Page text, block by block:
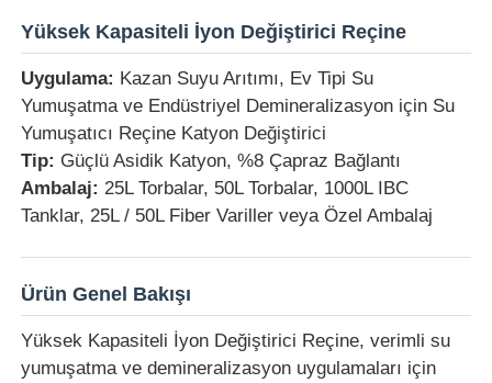
Yüksek Kapasiteli İyon Değiştirici Reçine
Uygulama: Kazan Suyu Arıtımı, Ev Tipi Su
Yumuşatma ve Endüstriyel Demineralizasyon için Su
Yumuşatıcı Reçine Katyon Değiştirici
Tip: Güçlü Asidik Katyon, %8 Çapraz Bağlantı
Ambalaj: 25L Torbalar, 50L Torbalar, 1000L IBC
Tanklar, 25L / 50L Fiber Variller veya Özel Ambalaj
Ürün Genel Bakışı
Yüksek Kapasiteli İyon Değiştirici Reçine, verimli su
yumuşatma ve demineralizasyon uygulamaları için